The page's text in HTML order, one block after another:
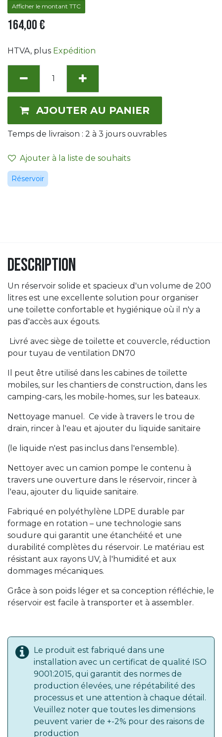
Afficher le montant TTC
164,00€
HTVA, plus Expédition
AJOUTER AU PANIER
Temps de livraison : 2 à 3 jours ouvrables
Ajouter à la liste de souhaits
Réservoir
Description
Un réservoir solide et spacieux d'un volume de 200
litres est une excellente solution pour organiser
une toilette confortable et hygiénique où il n'y a
pas d'accès aux égouts.
Livré avec siège de toilette et couvercle, réduction
pour tuyau de ventilation DN70
Il peut être utilisé dans les cabines de toilette
mobiles, sur les chantiers de construction, dans les
camping-cars, les mobile-homes, sur les bateaux.
Nettoyage manuel. Ce vide à travers le trou de
drain, rincer à l'eau et ajouter du liquide sanitaire
(le liquide n'est pas inclus dans l'ensemble).
Nettoyer avec un camion pompe le contenu à
travers une ouverture dans le réservoir, rincer à
l'eau, ajouter du liquide sanitaire.
Fabriqué en polyéthylène LDPE durable par
formage en rotation – une technologie sans
soudure qui garantit une étanchéité et une
durabilité complètes du réservoir. Le matériau est
résistant aux rayons UV, à l'humidité et aux
dommages mécaniques.
Grâce à son poids léger et sa conception réfléchie, le
réservoir est facile à transporter et à assembler.
Le produit est fabriqué dans une
installation avec un certificat de qualité ISO
9001:2015, qui garantit des normes de
production élevées, une répétabilité des
processus et une attention à chaque détail.
Veuillez noter que toutes les dimensions
peuvent varier de +-2% pour des raisons de
production